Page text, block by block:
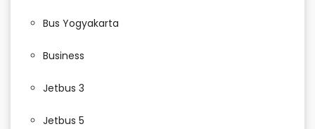
Bus Yogyakarta
Business
Jetbus 3
Jetbus 5